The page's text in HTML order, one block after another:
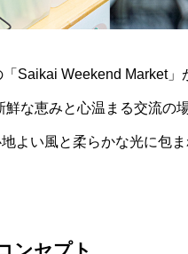
Saikai Weekend Market
鮮な恵みと心温まる交流の
よい風と柔らかな光に包